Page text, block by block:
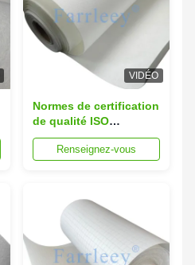
VIDÉO
Normes de certification
de qualité ISO
Matériaux de filtrage
de filtres en épingle de
poussières
industrielles
Renseignez-vous